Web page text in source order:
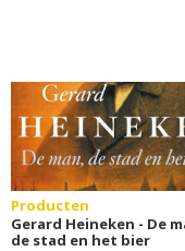
Producten
Gerard Heineken - De
de stad en het bier